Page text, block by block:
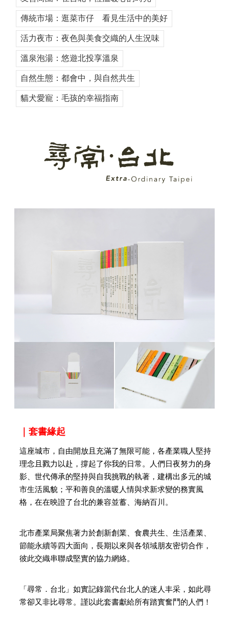
傳統市場：逛菜市仔 看見生活中的美好
活力夜市：夜色與美食交織的人生況味
溫泉泡湯：悠遊北投享溫泉
自然生態：都會中，與自然共生
貓犬愛寵：毛孩的幸福指南
｜套書緣起
這座城市，自由開放且充滿了無限可能，各產業職⼈堅持
理念且戮力以赴，撐起了你我的日常。人們日夜努力的身
影、世代傳承的堅持與自我挑戰的執著，建構出多元的城
市生活風貌；平和善良的溫暖人情與求新求變的務實風
格，在在映證了台北的兼容並蓄、海納百川。
北市產業局聚焦著力於創新創業、食農共生、生活產業、
節能永續等四大面向，長期以來與各領域朋友密切合作，
彼此交織串聯成堅實的協力網絡。
「尋常．台北」如實記錄當代台北人的迷人丰采，如此尋
常卻又非比尋常。謹以此套書獻給所有踏實奮鬥的人們！